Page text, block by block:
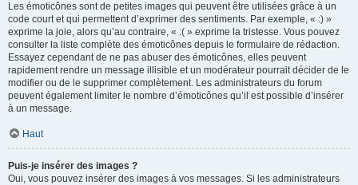
Les émoticônes sont de petites images qui peuvent être utilisées grâce à un
code court et qui permettent d’exprimer des sentiments. Par exemple, « :) »
exprime la joie, alors qu’au contraire, « :( » exprime la tristesse. Vous pouvez
consulter la liste complète des émoticônes depuis le formulaire de rédaction.
Essayez cependant de ne pas abuser des émoticônes, elles peuvent
rapidement rendre un message illisible et un modérateur pourrait décider de le
modifier ou de le supprimer complètement. Les administrateurs du forum
peuvent également limiter le nombre d’émoticônes qu’il est possible d’insérer
à un message.
Haut
Puis-je insérer des images ?
Oui, vous pouvez insérer des images à vos messages. Si les administrateurs